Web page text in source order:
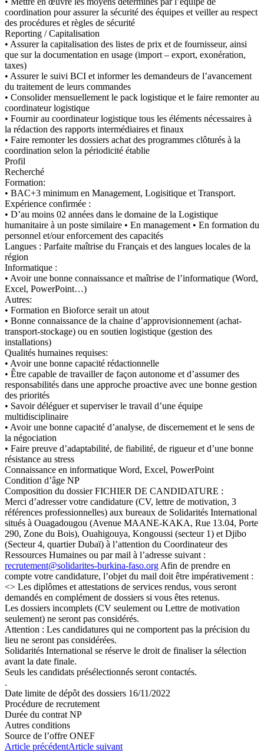
coordination pour assurer la sécurité des équipes et veiller au respect
des procédures et règles de sécurité
Reporting / Capitalisation
• Assurer la capitalisation des listes de prix et de fournisseur, ainsi
que sur la documentation en usage (import – export, exonération,
taxes)
• Assurer le suivi BCI et informer les demandeurs de l’avancement
du traitement de leurs commandes
• Consolider mensuellement le pack logistique et le faire remonter au
coordinateur logistique
• Fournir au coordinateur logistique tous les éléments nécessaires à
la rédaction des rapports intermédiaires et finaux
• Faire remonter les dossiers achat des programmes clôturés à la
coordination selon la périodicité établie
Profil
Recherché
Formation:
• BAC+3 minimum en Management, Logisitique et Transport.
Expérience confirmée :
• D’au moins 02 années dans le domaine de la Logistique
humanitaire à un poste similaire • En management • En formation du
personnel et/our enforcement des capacités
Langues : Parfaite maîtrise du Français et des langues locales de la
région
Informatique :
• Avoir une bonne connaissance et maîtrise de l’informatique (Word,
Excel, PowerPoint…)
Autres:
• Formation en Bioforce serait un atout
• Bonne connaissance de la chaine d’approvisionnement (achat-
transport-stockage) ou en soutien logistique (gestion des
installations)
Qualités humaines requises:
• Avoir une bonne capacité rédactionnelle
• Être capable de travailler de façon autonome et d’assumer des
responsabilités dans une approche proactive avec une bonne gestion
des priorités
• Savoir déléguer et superviser le travail d’une équipe
multidisciplinaire
• Avoir une bonne capacité d’analyse, de discernement et le sens de
la négociation
• Faire preuve d’adaptabilité, de fiabilité, de rigueur et d’une bonne
résistance au stress
Connaissance en informatique Word, Excel, PowerPoint
Condition d’âge NP
Composition du dossier FICHIER DE CANDIDATURE :
Merci d’adresser votre candidature (CV, lettre de motivation, 3
références professionnelles) aux bureaux de Solidarités International
situés à Ouagadougou (Avenue MAANE-KAKA, Rue 13.04, Porte
290, Zone du Bois), Ouahigouya, Kongoussi (secteur 1) et Djibo
(Secteur 4, quartier Dubaï) à l’attention du Coordinateur des
Ressources Humaines ou par mail à l’adresse suivant :
recrutement@solidarites-burkina-faso.org Afin de prendre en
compte votre candidature, l’objet du mail doit être impérativement :
<> Les diplômes et attestations de services rendus, vous seront
demandés en complément de dossiers si vous êtes retenus.
Les dossiers incomplets (CV seulement ou Lettre de motivation
seulement) ne seront pas considérés.
Attention : Les candidatures qui ne comportent pas la précision du
lieu ne seront pas considérées.
Solidarités International se réserve le droit de finaliser la sélection
avant la date finale.
Seuls les candidats présélectionnés seront contactés.
.
Date limite de dépôt des dossiers 16/11/2022
Procédure de recrutement
Durée du contrat NP
Autres conditions
Source de l’offre ONEF
Article précédentArticle suivant